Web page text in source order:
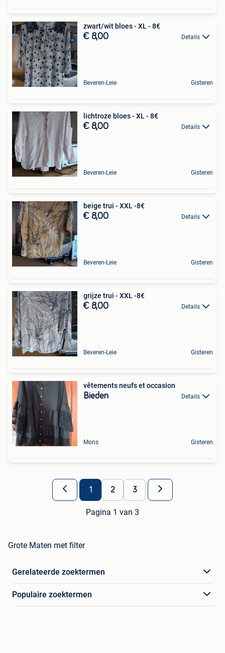
zwart/wit bloes - XL - 8€
€ 8,00 Details
Beveren-Leie Gisteren
lichtroze bloes - XL - 8€
€ 8,00 Details
Beveren-Leie Gisteren
beige trui - XXL -8€
€ 8,00 Details
Beveren-Leie Gisteren
grijze trui - XXL -8€
€ 8,00 Details
Beveren-Leie Gisteren
vêtements neufs et occasion
Bieden Details
Mons Gisteren
1 2 3
Pagina 1 van 3
Grote Maten met filter
Gerelateerde zoektermen
Populaire zoektermen